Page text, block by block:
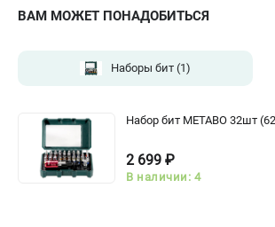
ВАМ МОЖЕТ ПОНАДОБИТЬСЯ
Наборы бит (1)
Набор бит METABO 32шт
2 699 ₽
В наличии: 4